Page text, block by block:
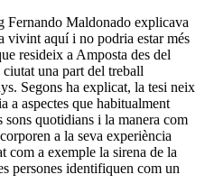
Fernando Maldonado explicava
vivint aquí i no podria estar més
resideix a Amposta des del
una part del treball
Segons ha explicat, la tesi neix
a aspectes que habitualment
sons quotidians i la manera com
a la seva experiència
com a exemple la sirena de la
persones identifiquen com un